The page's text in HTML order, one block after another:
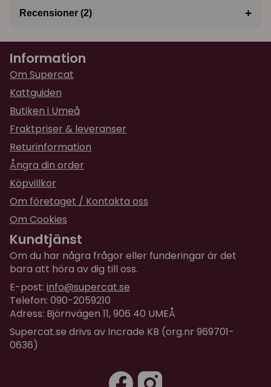
Recensioner (2) +
Lovisa
för 1 år sedan
★★★★★
Karina
för 2 år sedan
Information
Om Supercat
Kattguiden
Butiken i Umeå
Fraktpriser & leveranser
Returinformation
Ångra din order
Köpvillkor
Om företaget / Kontakta oss
Om Cookies
Kundtjänst
Om du har några frågor eller funderingar är det
bara att höra av dig till oss.
E-post: info@supercat.se
Telefon: 090-2059210
Adress: Björnvägen 11, 906 40 UMEÅ
Supercat.se drivs av Incrade KB (org.nr 969701-
0636)